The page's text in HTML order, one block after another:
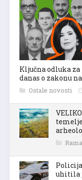
Ključna odluka za
danas o zakonu
Ostale novosti
Rama
uhitila